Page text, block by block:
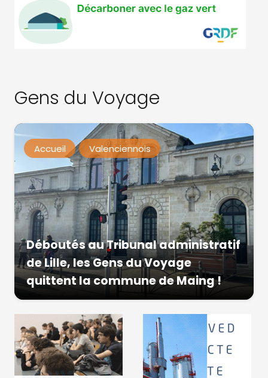
Gens du Voyage
Accueil Valenciennois
Déboutés au Tribunal administratif
de Lille, les Gens du Voyage
quittent la commune de Maing !